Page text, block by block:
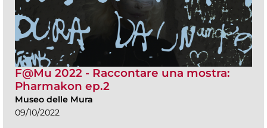
F@Mu 2022 - Raccontare una mostra:
Pharmakon ep.2
Museo delle Mura
09/10/2022